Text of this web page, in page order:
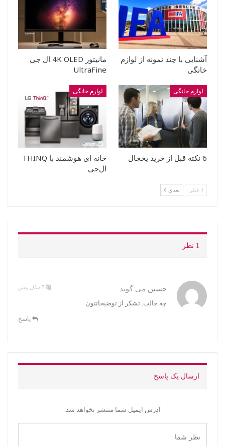
آشنایی با چند نمونه از لوازم
خانگی
مانیتور 4K OLED ال جی
UltraFine
لوارم خانگی
6 نکته قبل از خرید یخچال
لوارم خانگی
خانه ای هوشمند با THINQ
ال‌جی
قبلی بعدی
1 نظر
حسین می گوید
چه جالب. تشکر از توضیحاتتون
پاسخ
ارسال یک پاسخ
آدرس ایمیل شما منتشر نخواهد شد.